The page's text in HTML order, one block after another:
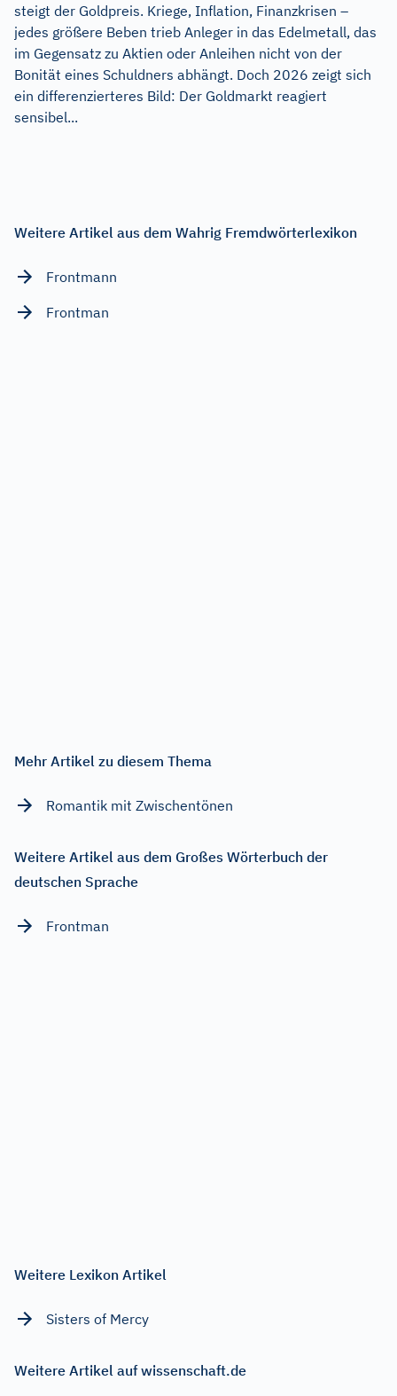
steigt der Goldpreis. Kriege, Inflation, Finanzkrisen –
jedes größere Beben trieb Anleger in das Edelmetall, das
im Gegensatz zu Aktien oder Anleihen nicht von der
Bonität eines Schuldners abhängt. Doch 2026 zeigt sich
ein differenzierteres Bild: Der Goldmarkt reagiert
sensibel...
Weitere Artikel aus dem Wahrig Fremdwörterlexikon
Frontmann
Frontman
Mehr Artikel zu diesem Thema
Romantik mit Zwischentönen
Weitere Artikel aus dem Großes Wörterbuch der
deutschen Sprache
Frontman
Weitere Lexikon Artikel
Sisters of Mercy
Weitere Artikel auf wissenschaft.de